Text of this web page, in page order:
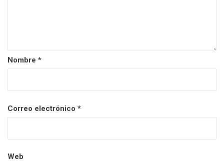
Nombre *
Correo electrónico *
Web